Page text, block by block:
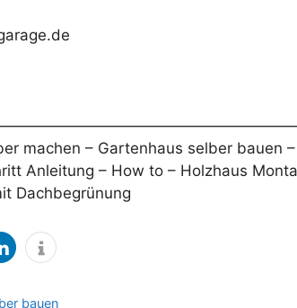
machen – Gartenhaus selber bauen
Anleitung – How to – Holzhaus
Dachbegrünung
bauen